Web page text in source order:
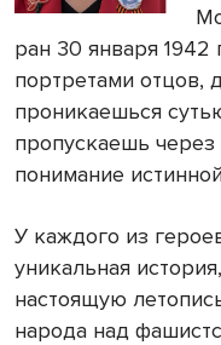
ран 30 января 1942
портретами отцов,
проникаешься
пропускаешь
понимание
У каждого из
уникальная
настоящую
народа над